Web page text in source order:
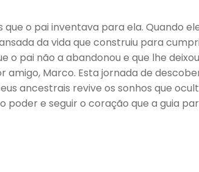
o pai inventava para ela. Quando
da vida que construiu para
pai não a abandonou e que lhe
amigo, Marco. Esta jornada de
ancestrais revive os sonhos que
e seguir o coração que a guia